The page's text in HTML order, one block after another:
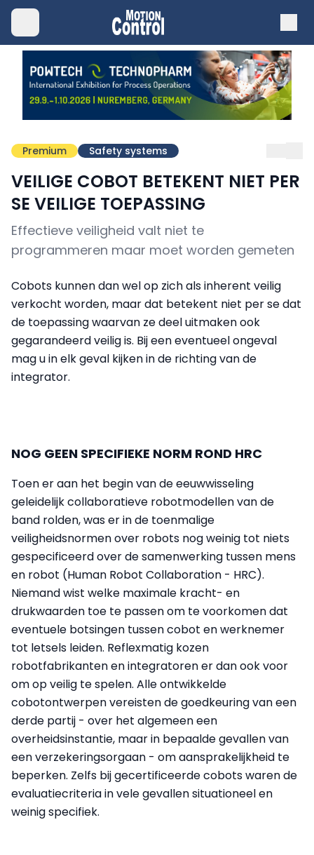
Premium Safety systems
VEILIGE COBOT BETEKENT NIET PER
SE VEILIGE TOEPASSING
Effectieve veiligheid valt niet te
programmeren maar moet worden gemeten
Cobots kunnen dan wel op zich als inherent veilig
verkocht worden, maar dat betekent niet per se dat
de toepassing waarvan ze deel uitmaken ook
gegarandeerd veilig is. Bij een eventueel ongeval
mag u in elk geval kijken in de richting van de
integrator.
NOG GEEN SPECIFIEKE NORM ROND HRC
Toen er aan het begin van de eeuwwisseling
geleidelijk collaboratieve robotmodellen van de
band rolden, was er in de toenmalige
veiligheidsnormen over robots nog weinig tot niets
gespecificeerd over de samenwerking tussen mens
en robot (Human Robot Collaboration - HRC).
Niemand wist welke maximale kracht- en
drukwaarden toe te passen om te voorkomen dat
eventuele botsingen tussen cobot en werknemer
tot letsels leiden. Reflexmatig kozen
robotfabrikanten en integratoren er dan ook voor
om op veilig te spelen. Alle ontwikkelde
cobotontwerpen vereisten de goedkeuring van een
derde partij - over het algemeen een
overheidsinstantie, maar in bepaalde gevallen van
een verzekeringsorgaan - om aansprakelijkheid te
beperken. Zelfs bij gecertificeerde cobots waren de
evaluatiecriteria in vele gevallen situationeel en
weinig specifiek.